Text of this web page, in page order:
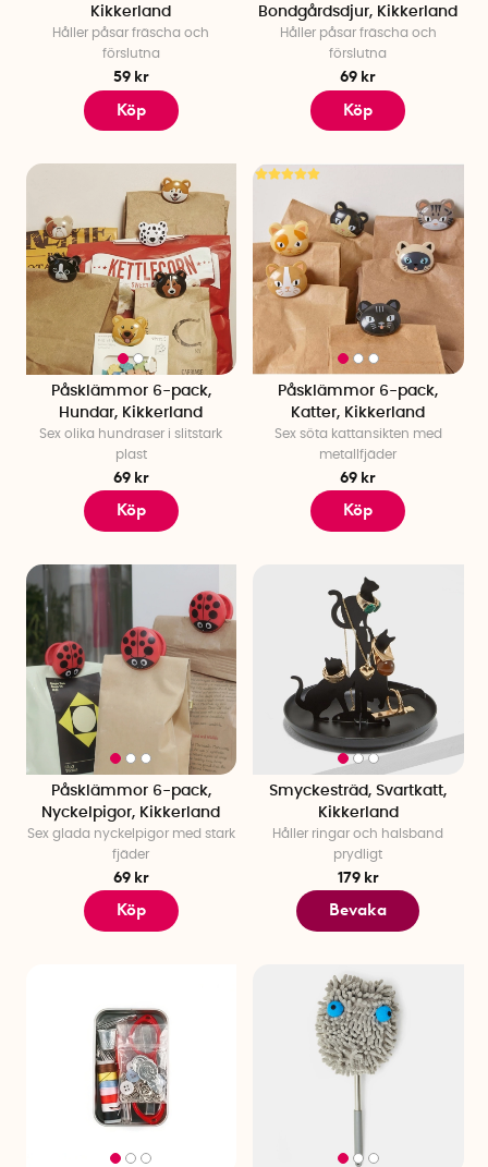
Kikkerland
Håller påsar fräscha och
förslutna
59 kr
Köp
Bondgårdsdjur, Kikkerland
Håller påsar fräscha och
förslutna
69 kr
Köp
Påsklämmor 6-pack,
Hundar, Kikkerland
Sex olika hundraser i slitstark
plast
69 kr
Köp
Påsklämmor 6-pack,
Katter, Kikkerland
Sex söta kattansikten med
metallfjäder
69 kr
Köp
Påsklämmor 6-pack,
Nyckelpigor, Kikkerland
Sex glada nyckelpigor med stark
fjäder
69 kr
Köp
Smyckesträd, Svartkatt,
Kikkerland
Håller ringar och halsband
prydligt
179 kr
Bevaka